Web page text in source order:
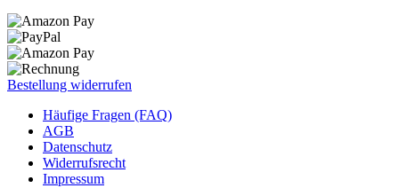
Bestellung widerrufen
Häufige Fragen (FAQ)
AGB
Datenschutz
Widerrufsrecht
Impressum